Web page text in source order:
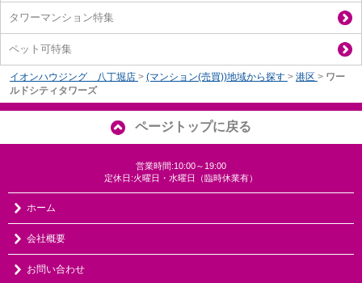
タワーマンション特集
ペット可特集
イオンハウジング 八丁堀店 > (マンション(売買))地域から探す > 港区 > ワー
ルドシティタワーズ
ページトップに戻る
営業時間:10:00～19:00
定休日:火曜日・水曜日（臨時休業有）
ホーム
会社概要
お問い合わせ